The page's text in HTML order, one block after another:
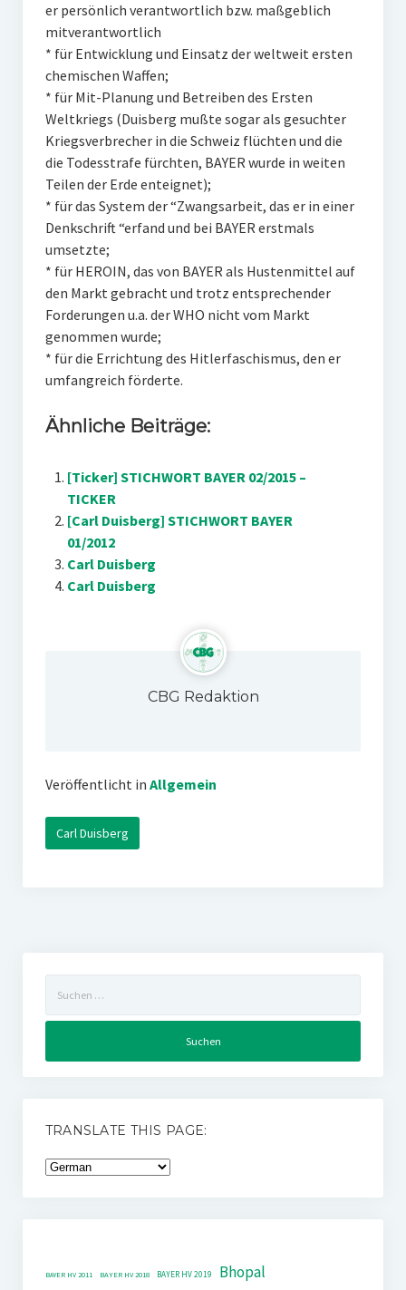
er persönlich verantwortlich bzw. maßgeblich
mitverantwortlich
* für Entwicklung und Einsatz der weltweit ersten
chemischen Waffen;
* für Mit-Planung und Betreiben des Ersten
Weltkriegs (Duisberg mußte sogar als gesuchter
Kriegsverbrecher in die Schweiz flüchten und die
die Todesstrafe fürchten, BAYER wurde in weiten
Teilen der Erde enteignet);
* für das System der “Zwangsarbeit, das er in einer
Denkschrift “erfand und bei BAYER erstmals
umsetzte;
* für HEROIN, das von BAYER als Hustenmittel auf
den Markt gebracht und trotz entsprechender
Forderungen u.a. der WHO nicht vom Markt
genommen wurde;
* für die Errichtung des Hitlerfaschismus, den er
umfangreich förderte.
Ähnliche Beiträge:
[Ticker] STICHWORT BAYER 02/2015 –
TICKER
[Carl Duisberg] STICHWORT BAYER
01/2012
Carl Duisberg
Carl Duisberg
CBG Redaktion
Veröffentlicht in Allgemein
Carl Duisberg
nach:
TRANSLATE THIS PAGE:
BAYER HV 2011 BAYER HV 2018 BAYER HV 2019 Bhopal